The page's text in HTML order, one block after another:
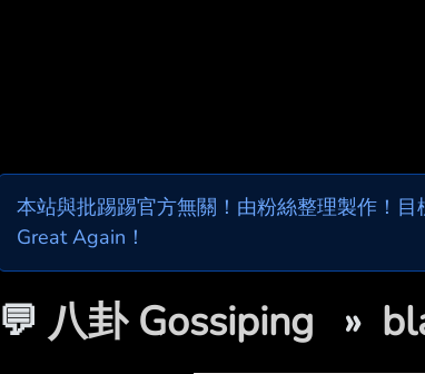
本站與批踢踢官方無關！由粉絲整理製作！
Great Again！
💬 八卦 Gossiping »